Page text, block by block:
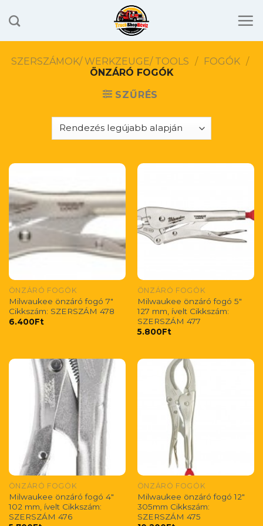
to
SZERSZÁMOK/ WERKZEUGE/ TOOLS / FOGÓK /
ÖNZÁRÓ FOGÓK
SZŰRÉS
ÖNZÁRÓ FOGÓK
Milwaukee önzáró fogó 7″
Cikkszám: SZERSZÁM 478
6.400Ft
ÖNZÁRÓ FOGÓK
Milwaukee önzáró fogó 5″
127 mm, ívelt Cikkszám:
SZERSZÁM 477
5.800Ft
ÖNZÁRÓ FOGÓK
Milwaukee önzáró fogó 4″
102 mm, ívelt Cikkszám:
SZERSZÁM 476
ÖNZÁRÓ FOGÓK
Milwaukee önzáró fogó 12″
305mm Cikkszám:
SZERSZÁM 475